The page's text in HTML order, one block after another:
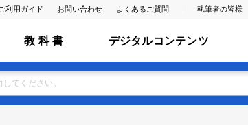
ご利用ガイド お問い合わせ よくあるご質問 執筆者の皆様
教 科 書 デジタルコンテンツ